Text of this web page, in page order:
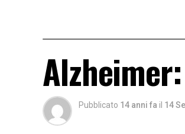
Pubblicato 14 anni fa il 14